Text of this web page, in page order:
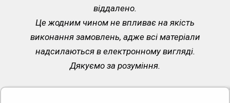
віддалено.
Це жодним чином не впливає на якість
виконання замовлень, адже всі матеріали
надсилаються в електронному вигляді.
Дякуємо за розуміння.